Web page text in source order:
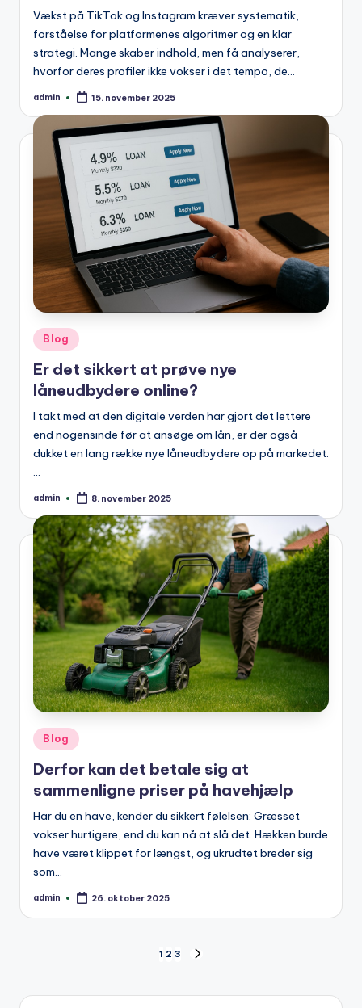
Vækst på TikTok og Instagram kræver systematik,
forståelse for platformenes algoritmer og en klar
strategi. Mange skaber indhold, men få analyserer,
hvorfor deres profiler ikke vokser i det tempo, de…
Posted
admin 15. november 2025
Posted
in
Blog
Er det sikkert at prøve nye
låneudbydere online?
I takt med at den digitale verden har gjort det lettere
end nogensinde før at ansøge om lån, er der også
dukket en lang række nye låneudbydere op på markedet.
…
Posted
admin 8. november 2025
Posted
in
Blog
Derfor kan det betale sig at
sammenligne priser på havehjælp
Har du en have, kender du sikkert følelsen: Græsset
vokser hurtigere, end du kan nå at slå det. Hækken burde
have været klippet for længst, og ukrudtet breder sig
som…
Posted
admin 26. oktober 2025
Indlægsinddeling
1 2 3